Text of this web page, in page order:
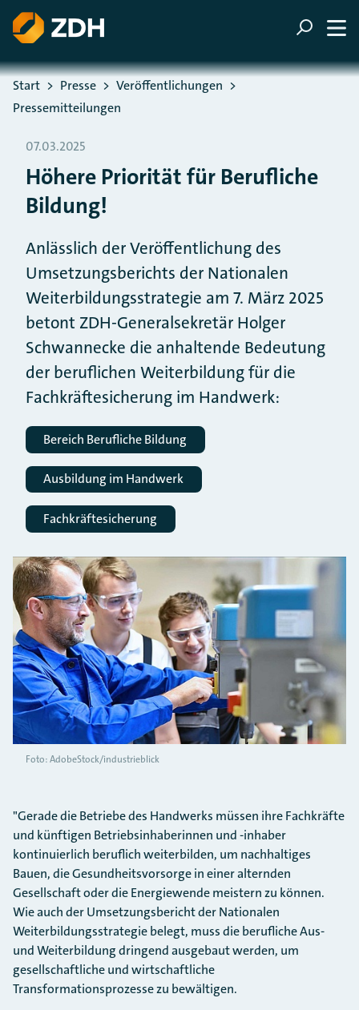
ZUM HAUPTINHALT SPRINGEN
ZUR SUCHE SPRINGEN
Sie befinden sich hier:
Start Presse
Veröffentlichungen
Pressemitteilungen
07.03.2025
Höhere Priorität für Berufliche
Bildung!
Anlässlich der Veröffentlichung des
Umsetzungsberichts der Nationalen
Weiterbildungsstrategie am 7. März 2025
betont ZDH-Generalsekretär Holger
Schwannecke die anhaltende Bedeutung
der beruflichen Weiterbildung für die
Fachkräftesicherung im Handwerk:
Bereich Berufliche Bildung
Ausbildung im Handwerk
Fachkräftesicherung
Foto: AdobeStock/industrieblick
"Gerade die Betriebe des Handwerks müssen ihre Fachkräfte
und künftigen Betriebsinhaberinnen und -inhaber
kontinuierlich beruflich weiterbilden, um nachhaltiges
Bauen, die Gesundheitsvorsorge in einer alternden
Gesellschaft oder die Energiewende meistern zu können.
Wie auch der Umsetzungsbericht der Nationalen
Weiterbildungsstrategie belegt, muss die berufliche Aus-
und Weiterbildung dringend ausgebaut werden, um
gesellschaftliche und wirtschaftliche
Transformationsprozesse zu bewältigen.